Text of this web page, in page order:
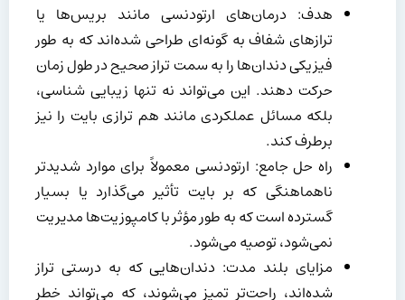
هدف: درمان‌های ارتودنسی مانند بریس‌ها یا
ترازهای شفاف به گونه‌ای طراحی شده‌اند که به طور
فیزیکی دندان‌ها را به سمت تراز صحیح در طول زمان
حرکت دهند. این می‌تواند نه تنها زیبایی شناسی،
بلکه مسائل عملکردی مانند هم ترازی بایت را نیز
برطرف کند.
راه حل جامع: ارتودنسی معمولاً برای موارد شدیدتر
ناهماهنگی که بر بایت تأثیر می‌گذارد یا بسیار
گسترده است که به طور مؤثر با کامپوزیت‌ها مدیریت
نمی‌شود، توصیه می‌شود.
مزایای بلند مدت: دندان‌هایی که به درستی تراز
شده‌اند، راحت‌تر تمیز می‌شوند، که می‌تواند خطر